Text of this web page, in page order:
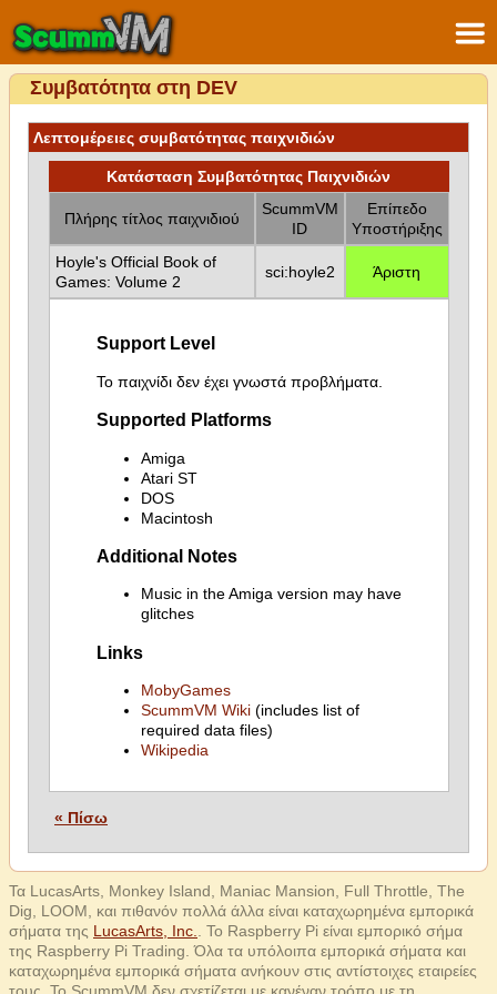
Συμβατότητα στη DEV
Λεπτομέρειες συμβατότητας παιχνιδιών
Κατάσταση Συμβατότητας Παιχνιδιών
Πλήρης τίτλος παιχνιδιού
ScummVM
ID
Επίπεδο
Υποστήριξης
Hoyle's Official Book of
Games: Volume 2
sci:hoyle2 Άριστη
Support Level
Το παιχνίδι δεν έχει γνωστά προβλήματα.
Supported Platforms
Amiga
Atari ST
DOS
Macintosh
Additional Notes
Music in the Amiga version may have
glitches
Links
MobyGames
ScummVM Wiki(includes list of
required data files)
Wikipedia
« Πίσω
Τα LucasArts, Monkey Island, Maniac Mansion, Full Throttle, The
Dig, LOOM, και πιθανόν πολλά άλλα είναι καταχωρημένα εμπορικά
σήματα της LucasArts, Inc.
. Το Raspberry Pi είναι εμπορικό σήμα
της Raspberry Pi Trading. Όλα τα υπόλοιπα εμπορικά σήματα και
καταχωρημένα εμπορικά σήματα ανήκουν στις αντίστοιχες εταιρείες